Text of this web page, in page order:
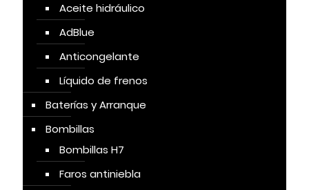
Aceite hidráulico
AdBlue
Anticongelante
Líquido de frenos
Baterías y Arranque
Bombillas
Bombillas H7
Faros antiniebla